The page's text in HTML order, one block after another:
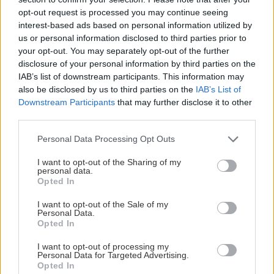
opt-out request is processed you may continue seeing
interest-based ads based on personal information utilized by
us or personal information disclosed to third parties prior to
your opt-out. You may separately opt-out of the further
disclosure of your personal information by third parties on the
IAB’s list of downstream participants. This information may
also be disclosed by us to third parties on the IAB’s List of
Downstream Participants that may further disclose it to other
Personal Data Processing Opt Outs
I want to opt-out of the Sharing of my
personal data.
Opted In
I want to opt-out of the Sale of my
Personal Data.
Opted In
I want to opt-out of processing my
Personal Data for Targeted Advertising.
Opted In
18:33
ΚΟΣΜΟΣ
Θέουτα: Αγώνας δρόμου η ταυτοποίηση των
μεταναστών - Σχέδια για ταφή των νεκρών και
μεταφορά των ανηλίκων
18:20
ΕΛΛΑΔΑ
Μεγάλη έξοδος του Αυγούστου:
«Μποτιλιάρισμα» στα λιμάνια και γεμάτα
ΚΤΕΛ
ΑΥΤΟΔΙΟΙΚΗΣΗ
αναβάθμιση 22 χιλιομέτρων αγροτικών και
κτηνοτροφικών δρόμων
18:07
ΟΙΚΟΝΟΜΙΑ
ΠΕΡΙΣΣΟΤΕΡΑ
GOSSIP - LIFESTYLE
Η Δανάη Μπάρκα δέχτηκε σχόλιο ότι
έχει κάνει πλαστική επέμβαση